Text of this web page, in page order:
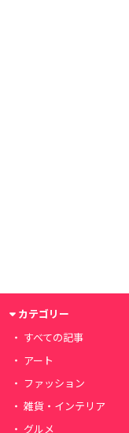
カテゴリー
すべての記事
アート
ファッション
雑貨・インテリア
グルメ